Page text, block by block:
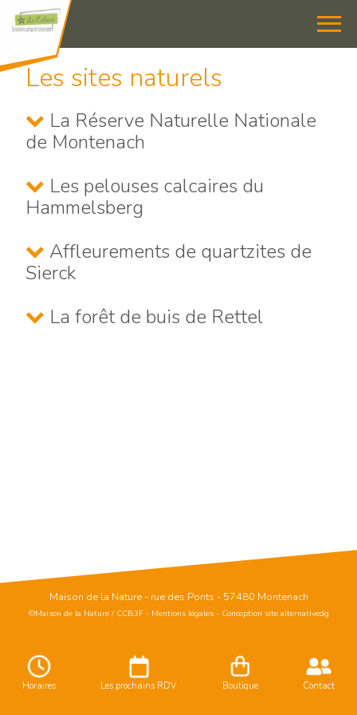
Horaires Les prochains RDV Boutique Contact
Les sites naturels
La Réserve Naturelle Nationale
de Montenach
Les pelouses calcaires du
Hammelsberg
Affleurements de quartzites de
Sierck
La forêt de buis de Rettel
Maison de la Nature - rue des Ponts - 57480 Montenach
©Maison de la Nature / CCB3F- Mentions légales- Conception site alternativedg